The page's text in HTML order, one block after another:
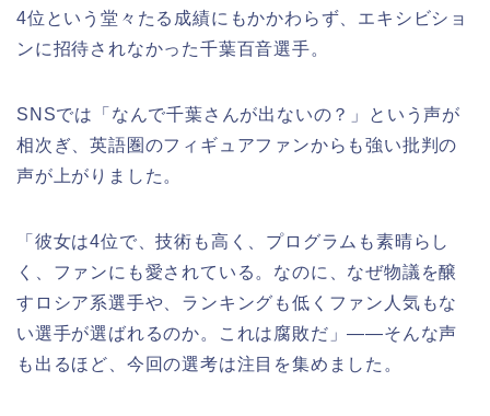
4位という堂々たる成績にもかかわらず、エキシビショ
ンに招待されなかった千葉百音選手。
SNSでは「なんで千葉さんが出ないの？」という声が
相次ぎ、英語圏のフィギュアファンからも強い批判の
声が上がりました。
「彼女は4位で、技術も高く、プログラムも素晴らし
く、ファンにも愛されている。なのに、なぜ物議を醸
すロシア系選手や、ランキングも低くファン人気もな
い選手が選ばれるのか。これは腐敗だ」——そんな声
も出るほど、今回の選考は注目を集めました。